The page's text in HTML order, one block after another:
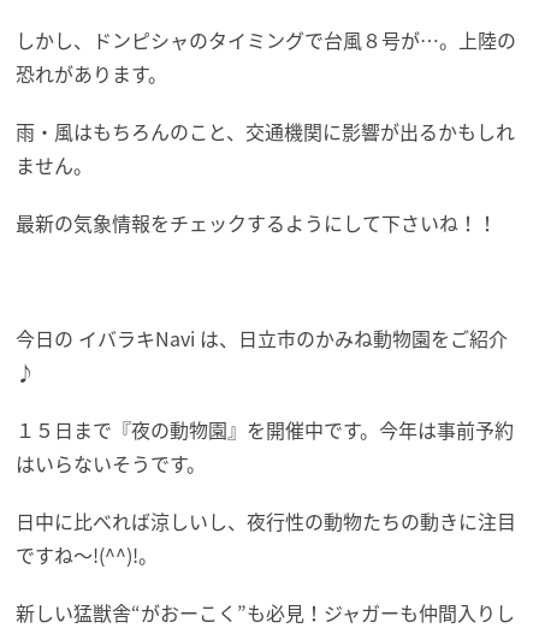
しかし、ドンピシャのタイミングで台風８号が…。上陸の
恐れがあります。
雨・風はもちろんのこと、交通機関に影響が出るかもしれ
ません。
最新の気象情報をチェックするようにして下さいね！！
今日の イバラキNavi は、日立市のかみね動物園をご紹介
♪
１５日まで『夜の動物園』を開催中です。今年は事前予約
はいらないそうです。
日中に比べれば涼しいし、夜行性の動物たちの動きに注目
ですね～!(^^)!。
新しい猛獣舎“がおーこく”も必見！ジャガーも仲間入りし